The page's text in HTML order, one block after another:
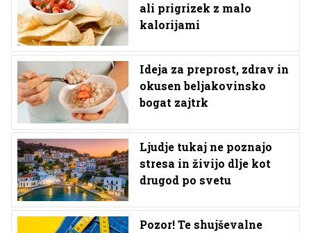
ali prigrizek z malo
kalorijami
Ideja za preprost, zdrav in
okusen beljakovinsko
bogat zajtrk
Ljudje tukaj ne poznajo
stresa in živijo dlje kot
drugod po svetu
Pozor! Te shujševalne